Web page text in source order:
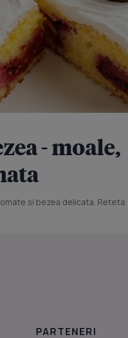
- moale,
si bezea delicata. Reteta
PARTENERI